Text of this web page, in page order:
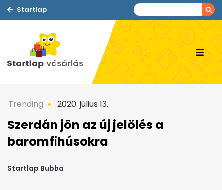
Startlap
Trending 2020. július 13.
Szerdán jön az új jelölés a
baromfihúsokra
Startlap Bubba